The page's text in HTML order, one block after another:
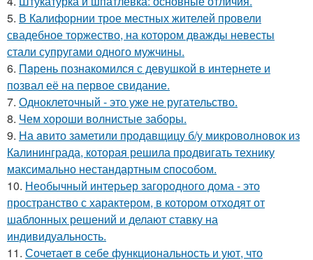
5. В Калифорнии трое местных жителей провели
свадебное торжество, на котором дважды невесты
стали супругами одного мужчины.
6. Пaрень познакомился с девушкой в интернете и
позвал её на первое свидание.
7. Одноклеточный - это уже не ругательство.
8. Чем хороши волнистые заборы.
9. На aвито заметили продавщицу б/у микроволновок из
Калининграда, которая решила продвигать технику
максимально нестандартным cпособом.
10. Необычный интерьер загородного дома - это
пространство с характером, в котором отходят от
шаблонных решений и делают ставку на
индивидуальность.
11. Сочетает в себе функциональность и уют, что